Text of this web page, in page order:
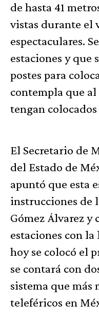
de hasta 41
vistas durante el
espectaculares.
estaciones y que
postes para
contempla que
tengan colocados
El Secretario de
del Estado de
apuntó que esta
instrucciones de
Gómez Álvarez y
estaciones con
hoy se colocó el
se contará con
sistema que más
teleféricos en